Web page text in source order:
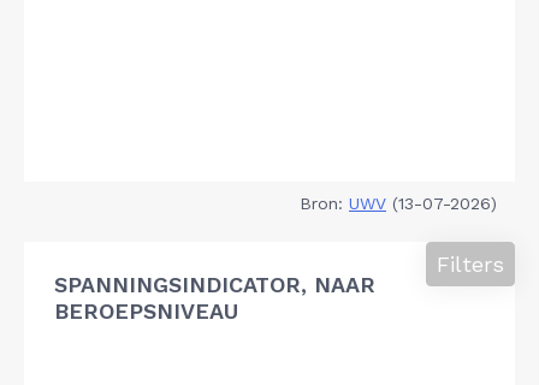
Bron: UWV (13-07-2026)
SPANNINGSINDICATOR, NAAR
BEROEPSNIVEAU
Filters